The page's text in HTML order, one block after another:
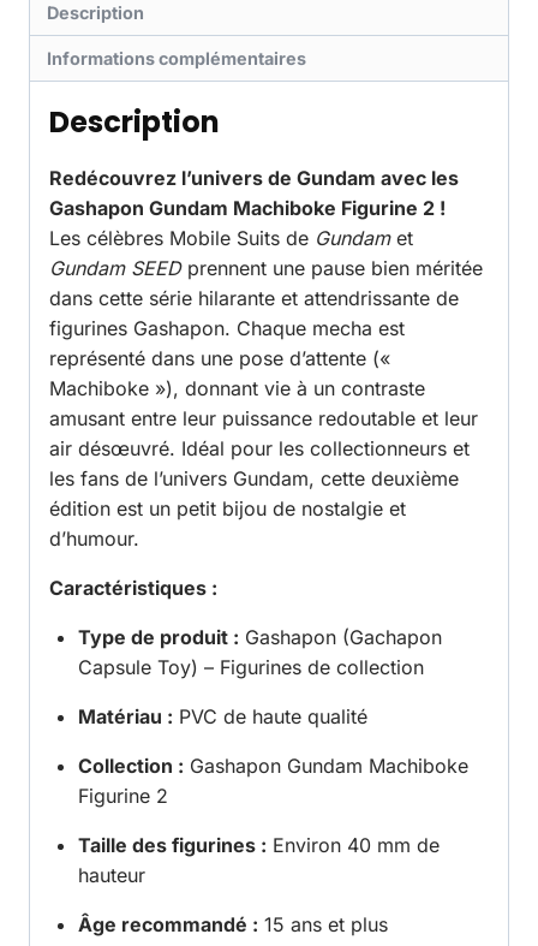
Description
Informations complémentaires
Description
Redécouvrez l’univers de Gundam avec les
Gashapon Gundam Machiboke Figurine 2 !
Les célèbres Mobile Suits de Gundamet
Gundam SEEDprennent une pause bien méritée
dans cette série hilarante et attendrissante de
figurines Gashapon. Chaque mecha est
représenté dans une pose d’attente («
Machiboke »), donnant vie à un contraste
amusant entre leur puissance redoutable et leur
air désœuvré. Idéal pour les collectionneurs et
les fans de l’univers Gundam, cette deuxième
édition est un petit bijou de nostalgie et
d’humour.
Caractéristiques :
Type de produit : Gashapon (Gachapon
Capsule Toy) – Figurines de collection
Matériau : PVC de haute qualité
Collection : Gashapon Gundam Machiboke
Figurine 2
Taille des figurines : Environ 40 mm de
hauteur
Âge recommandé : 15 ans et plus